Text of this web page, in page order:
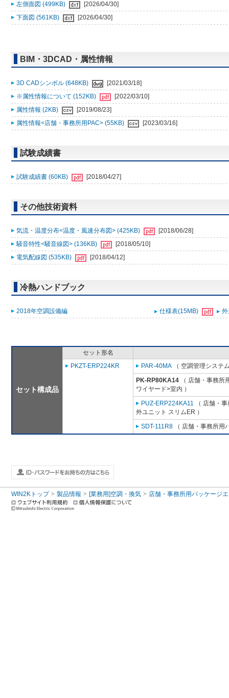
左側面図 (499KB)
[2026/04/30]
下面図 (561KB)
[2026/04/30]
BIM・3DCAD・属性情報
3D CADシンボル (648KB)
[2021/03/18]
※属性情報について (152KB)
[2022/03/10]
属性情報 (2KB)
[2019/08/23]
属性情報<店舗・事務所用PAC> (55KB)
[2023/03/16]
試験成績書
試験成績書 (60KB) [2018/04/27]
その他技術資料
気流・温度分布<温度・風速分布図> (425KB)
[2018/06/28]
騒音特性<騒音線図> (136KB)
[2018/05/10]
電気配線図 (535KB)
[2018/04/12]
冷熱ハンドブック
2018年空調設備編 仕様表(15MB)
セット構成品
セット形名
PKZT-ERP224KR
PAR-40MA （ 空調管理システ
PK-RP80KA14 （ 店舗・事務所
ワイヤード>室内 ）
PUZ-ERP224KA11 （ 店舗・
外ユニット スリムER ）
SDT-111R8 （ 店舗・事務所用
WIN2Kトップ 製品情報 [業務用]空調・換気 店舗・事務所用パッケージ